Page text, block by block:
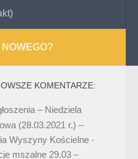
NOWEGO?
KOMENTARZE:
– Niedziela
(28.03.2021 r.) –
Wyszyny Kościelne -
mszalne 29.03 –